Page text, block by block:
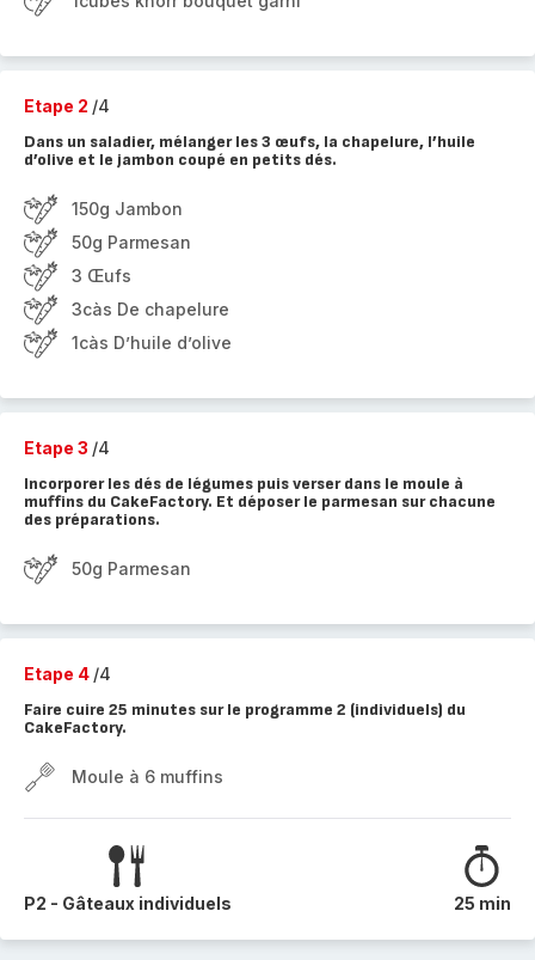
Etape 2 /4
Dans un saladier, mélanger les 3 œufs, la chapelure, l’huile
d’olive et le jambon coupé en petits dés.
150g Jambon
50g Parmesan
3 Œufs
3càs De chapelure
1càs D’huile d’olive
Etape 3 /4
Incorporer les dés de légumes puis verser dans le moule à
muffins du CakeFactory. Et déposer le parmesan sur chacune
des préparations.
50g Parmesan
Etape 4 /4
Faire cuire 25 minutes sur le programme 2 (individuels) du
CakeFactory.
Moule à 6 muffins
P2 - Gâteaux individuels 25 min